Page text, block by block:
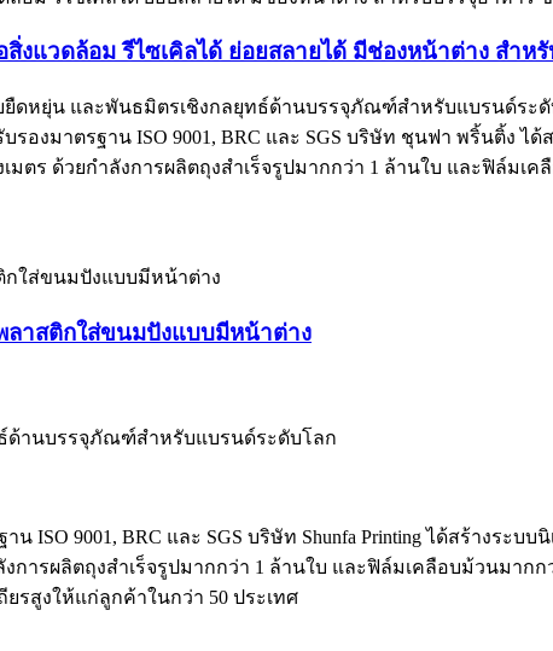
แวดล้อม รีไซเคิลได้ ย่อยสลายได้ มีช่องหน้าต่าง สำห
หยุ่น และพันธมิตรเชิงกลยุทธ์ด้านบรรจุภัณฑ์สำหรับแบรนด์ระดั
มาตรฐาน ISO 9001, BRC และ SGS บริษัท ชุนฟา พริ้นติ้ง ได้
มตร ด้วยกำลังการผลิตถุงสำเร็จรูปมากกว่า 1 ล้านใบ และฟิล์มเ
าสติกใส่ขนมปังแบบมีหน้าต่าง
านบรรจุภัณฑ์สำหรับแบรนด์ระดับโลก
9001, BRC และ SGS บริษัท Shunfa Printing ได้สร้างระบบ
งการผลิตถุงสำเร็จรูปมากกว่า 1 ล้านใบ และฟิล์มเคลือบม้วนมาก
สูงให้แก่ลูกค้าในกว่า 50 ประเทศ